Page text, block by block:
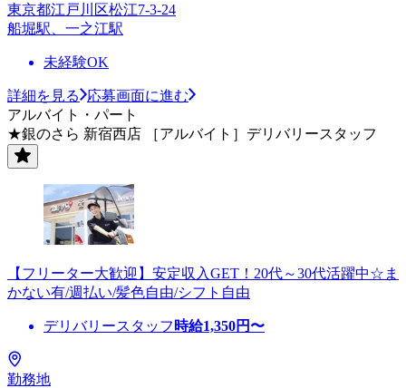
東京都江戸川区松江7-3-24
船堀駅、一之江駅
未経験OK
詳細を見る
応募画面に進む
アルバイト・パート
★銀のさら 新宿西店 ［アルバイト］デリバリースタッフ
【フリーター大歓迎】安定収入GET！20代～30代活躍中☆ま
かない有/週払い/髪色自由/シフト自由
デリバリースタッフ 時給1,350円〜
勤務地